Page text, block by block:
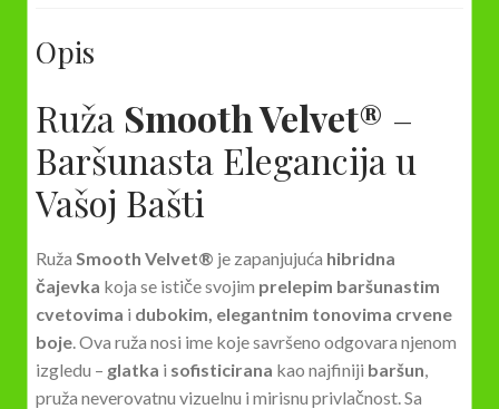
Opis
Ruža Smooth Velvet® –
Baršunasta Elegancija u
Vašoj Bašti
Ruža Smooth Velvet® je zapanjujuća hibridna
čajevka koja se ističe svojim prelepim baršunastim
cvetovima i dubokim, elegantnim tonovima crvene
boje . Ova ruža nosi ime koje savršeno odgovara njenom
izgledu – glatka i sofisticirana kao najfiniji baršun
pruža neverovatnu vizuelnu i mirisnu privlačnost. Sa